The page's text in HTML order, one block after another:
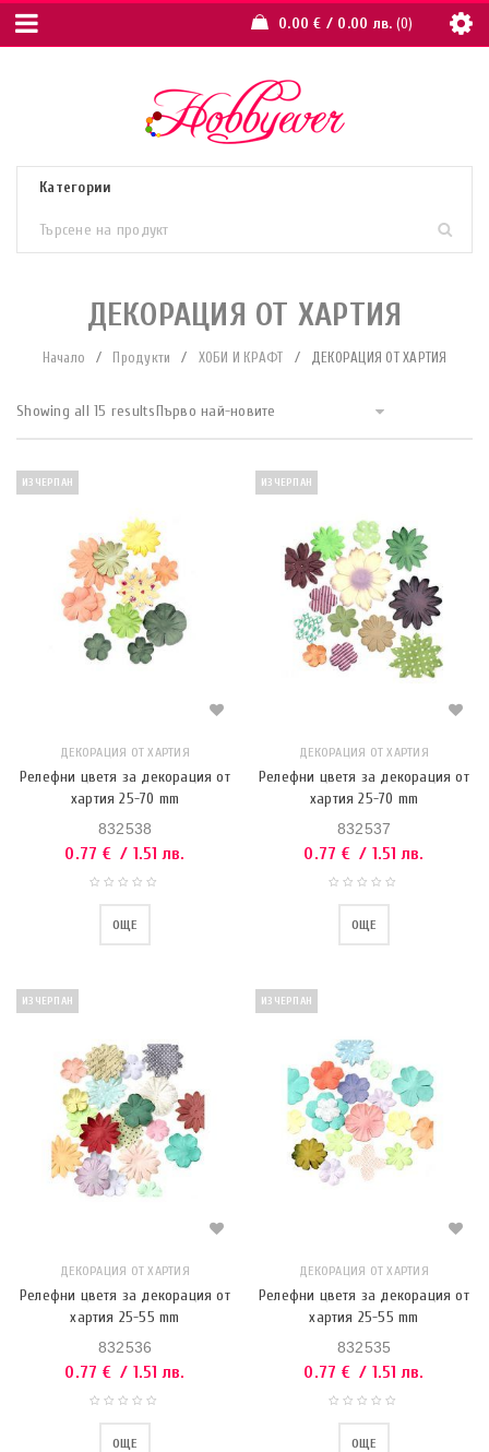
0.00€ / 0.00 лв. 0
ДЕКОРАЦИЯ ОТ ХАРТИЯ
Начало / Продукти / ХОБИ И КРАФТ / ДЕКОРАЦИЯ ОТ ХАРТИЯ
Showing all 15 resultsПърво най-новите
ИЗЧЕРПАН
ДЕКОРАЦИЯ ОТ ХАРТИЯ
Релефни цветя за декорация от
хартия 25-70 mm
832538
0.77 € / 1.51 лв.
ОЩЕ
ИЗЧЕРПАН
ДЕКОРАЦИЯ ОТ ХАРТИЯ
Релефни цветя за декорация от
хартия 25-70 mm
832537
0.77 € / 1.51 лв.
ОЩЕ
ИЗЧЕРПАН
ДЕКОРАЦИЯ ОТ ХАРТИЯ
Релефни цветя за декорация от
хартия 25-55 mm
832536
0.77 € / 1.51 лв.
ОЩЕ
ИЗЧЕРПАН
ДЕКОРАЦИЯ ОТ ХАРТИЯ
Релефни цветя за декорация от
хартия 25-55 mm
832535
0.77 € / 1.51 лв.
ОЩЕ